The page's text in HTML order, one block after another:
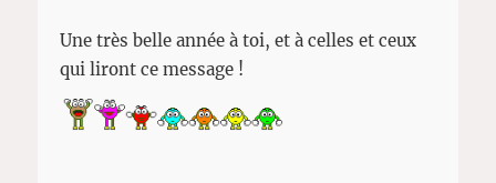
Une très belle année à toi, et à celles et ceux
qui liront ce message !